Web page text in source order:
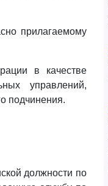
прилагаемому
в качестве
управлений,
подчинения.
должности по